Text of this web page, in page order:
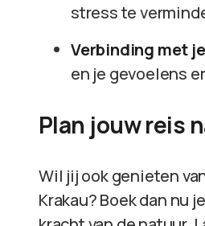
stress te
Verbinding met
en je gevoelens
Plan jouw reis
Wil jij ook genieten
Krakau? Boek dan nu